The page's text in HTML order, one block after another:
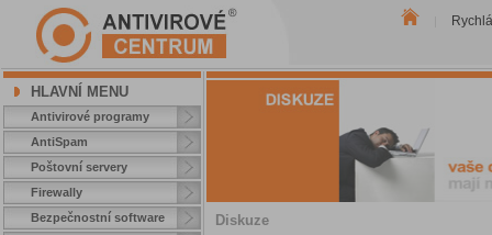
HLAVNÍ MENU
Antivirové programy
AntiSpam
Poštovní servery
Firewally
Bezpečnostní software
Diskuze